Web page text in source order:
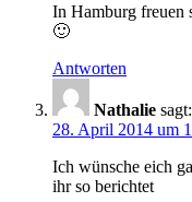
In Hamburg freuen
🙂
Antworten
Nathalie sagt:
28. April 2014 um
Ich wünsche eich
ihr so berichtet